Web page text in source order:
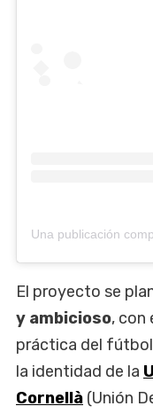
El proyecto se
y ambicioso, con
práctica del
la identidad de la
Cornellà (Unión